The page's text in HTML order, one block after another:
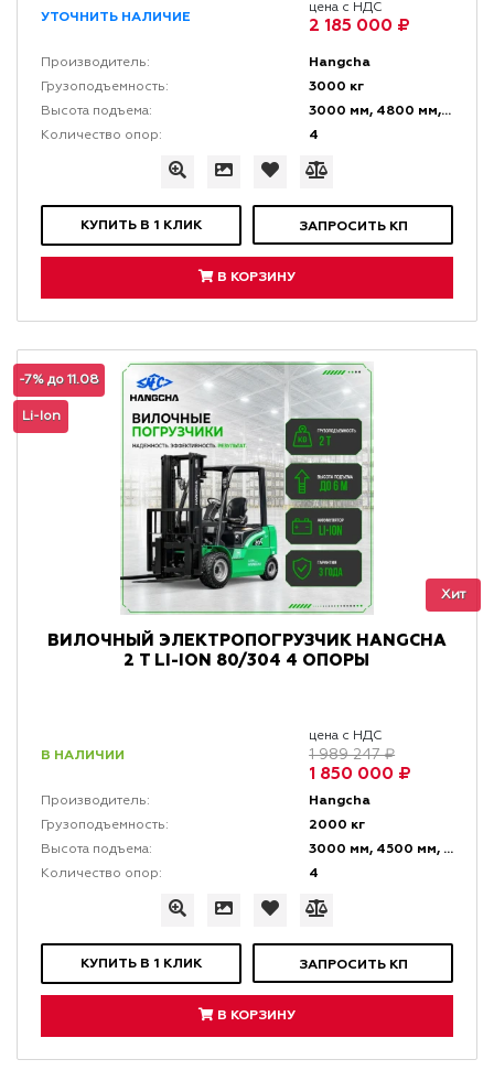
УТОЧНИТЬ НАЛИЧИЕ
цена с НДС
2 185 000 ₽
Производитель: Hangcha
Грузоподъемность: 3000 кг
Высота подъема: 3000 мм, 4800 мм, 6000 мм
Количество опор: 4
КУПИТЬ В 1 КЛИК ЗАПРОСИТЬ КП
В КОРЗИНУ
Li-Ion
Хит
-7% до 11.08
ВИЛОЧНЫЙ ЭЛЕКТРОПОГРУЗЧИК HANGCHA
2 Т LI-ION 80/304 4 ОПОРЫ
В НАЛИЧИИ
цена с НДС
1 989 247 ₽
1 850 000 ₽
Производитель: Hangcha
Грузоподъемность: 2000 кг
Высота подъема: 3000 мм, 4500 мм, 6000 мм
Количество опор: 4
КУПИТЬ В 1 КЛИК ЗАПРОСИТЬ КП
В КОРЗИНУ